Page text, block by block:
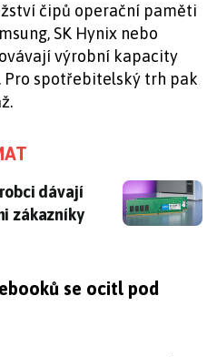
čipů operační paměti
SK Hynix nebo
výrobní kapacity
Pro spotřebitelský trh pak
dávají přednost AI
dávají
zákazníky
se ocitl pod